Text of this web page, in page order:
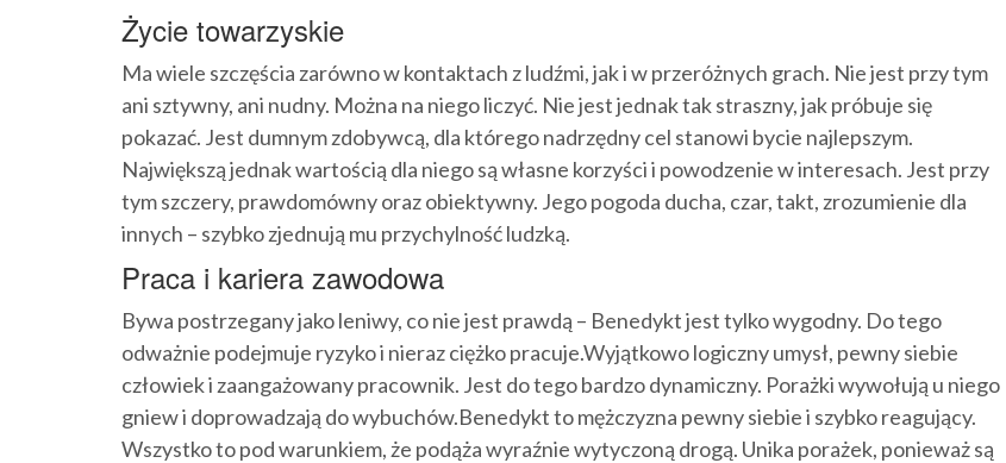
Życie towarzyskie
Ma wiele szczęścia zarówno w kontaktach z ludźmi, jak i w przeróżnych grach. Nie jest przy tym
ani sztywny, ani nudny. Można na niego liczyć. Nie jest jednak tak straszny, jak próbuje się
pokazać. Jest dumnym zdobywcą, dla którego nadrzędny cel stanowi bycie najlepszym.
Największą jednak wartością dla niego są własne korzyści i powodzenie w interesach. Jest przy
tym szczery, prawdomówny oraz obiektywny. Jego pogoda ducha, czar, takt, zrozumienie dla
innych – szybko zjednują mu przychylność ludzką.
Praca i kariera zawodowa
Bywa postrzegany jako leniwy, co nie jest prawdą – Benedykt jest tylko wygodny. Do tego
odważnie podejmuje ryzyko i nieraz ciężko pracuje.Wyjątkowo logiczny umysł, pewny siebie
człowiek i zaangażowany pracownik. Jest do tego bardzo dynamiczny. Porażki wywołują u niego
gniew i doprowadzają do wybuchów.Benedykt to mężczyzna pewny siebie i szybko reagujący.
Wszystko to pod warunkiem, że podąża wyraźnie wytyczoną drogą. Unika porażek, ponieważ są